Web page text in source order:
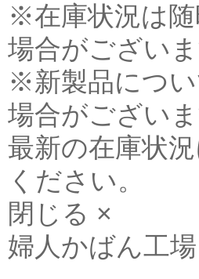
※在庫状況は
場合がございま
※新製品につ
場合がございま
最新の在庫状
ください。
閉じる ×
婦人かばん工場